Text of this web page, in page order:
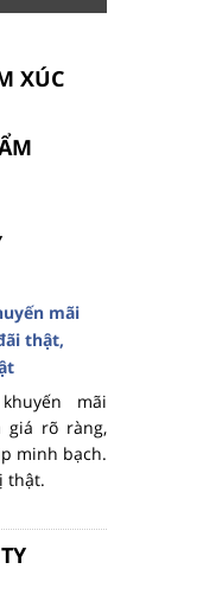
XÚC
mãi
thật,
mãi
giá rõ ràng,
minh bạch.
thật.